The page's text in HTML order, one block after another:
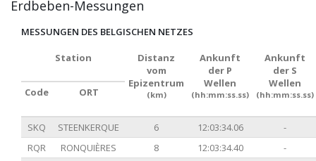
Erdbeben-Messungen
MESSUNGEN DES BELGISCHEN NETZES
Station
Distanz
vom
Epizentrum
(km)
Ankunft
der P
Wellen
(hh:mm:ss.ss)
Ankunft
der S
Wellen
(hh:mm:ss.ss)
Code ORT
SKQ STEENKERQUE 6 12:03:34.06
-
RQR
RONQUIÈRES 8 12:03:34.40
-